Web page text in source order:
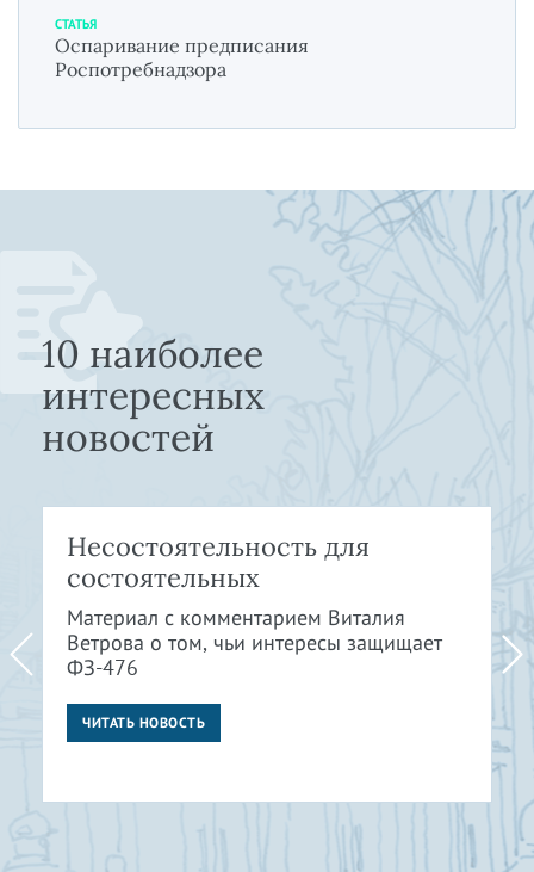
СТАТЬЯ
Оспаривание предписания
Роспотребнадзора
10 наиболее
интересных
новостей
Несостоятельность для
состоятельных
Материал с комментарием Виталия
Ветрова о том, чьи интересы защищает
ФЗ-476
ЧИТАТЬ НОВОСТЬ